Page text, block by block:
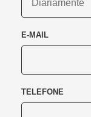
E-MAIL
TELEFONE